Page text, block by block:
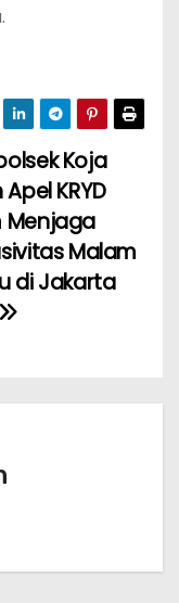
Koja
KRYD
Menjaga
Malam
di Jakarta